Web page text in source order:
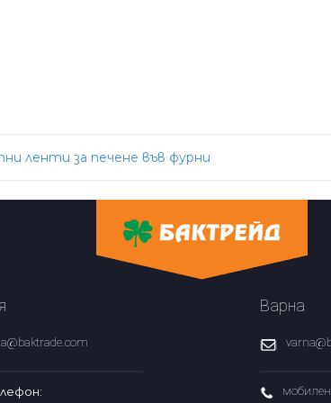
ленти за печене във фурни
Варна